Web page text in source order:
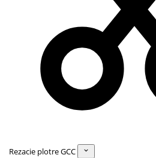
Rezacie plotre GCC